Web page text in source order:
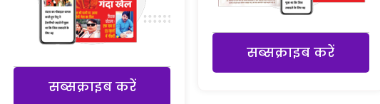
सब्सक्राइब करें
सब्सक्राइब करें